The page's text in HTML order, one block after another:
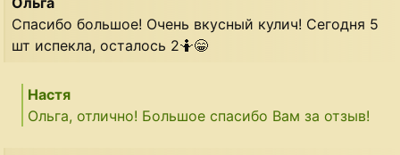
Спасибо большое! Очень вкусный кулич! Сегодня 5
шт испекла, осталось 2🤷😁
Настя
Ольга, отлично! Большое спасибо Вам за отзыв!